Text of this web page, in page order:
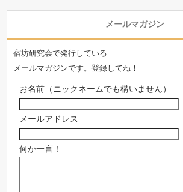
メールマガジン
宿坊研究会で発行している
メールマガジンです。登録してね！
お名前（ニックネームでも構いません）
メールアドレス
何か一言！